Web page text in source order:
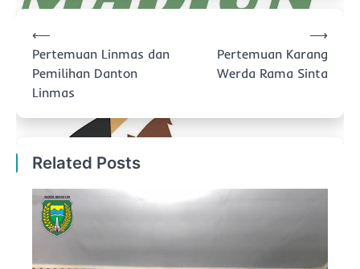
pos⟵
Pertemuan Linmas dan
Pemilihan Danton
Linmas
Pertemuan Karang
Werda Rama Sinta
⟶
Related Posts